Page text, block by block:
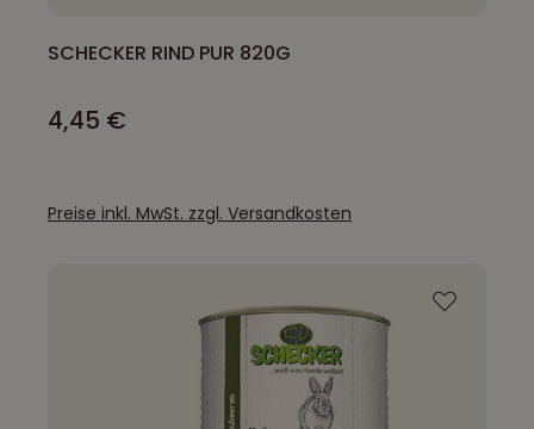
SCHECKER RIND PUR 820G
4,45 €
Preise inkl. MwSt. zzgl. Versandkosten